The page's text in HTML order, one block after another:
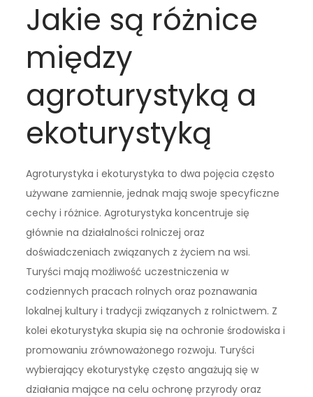
Jakie są różnice
między
agroturystyką a
ekoturystyką
Agroturystyka i ekoturystyka to dwa pojęcia często
używane zamiennie, jednak mają swoje specyficzne
cechy i różnice. Agroturystyka koncentruje się
głównie na działalności rolniczej oraz
doświadczeniach związanych z życiem na wsi.
Turyści mają możliwość uczestniczenia w
codziennych pracach rolnych oraz poznawania
lokalnej kultury i tradycji związanych z rolnictwem. Z
kolei ekoturystyka skupia się na ochronie środowiska i
promowaniu zrównoważonego rozwoju. Turyści
wybierający ekoturystykę często angażują się w
działania mające na celu ochronę przyrody oraz